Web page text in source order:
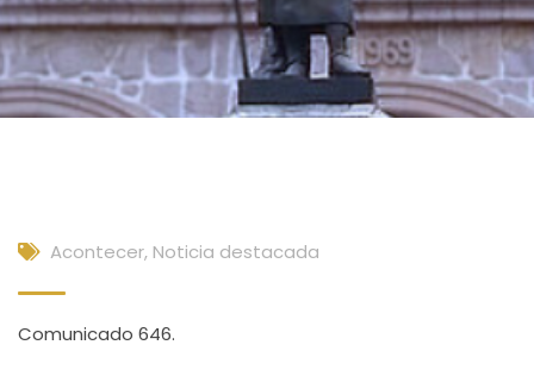
Acontecer, Noticia destacada
Comunicado 646.